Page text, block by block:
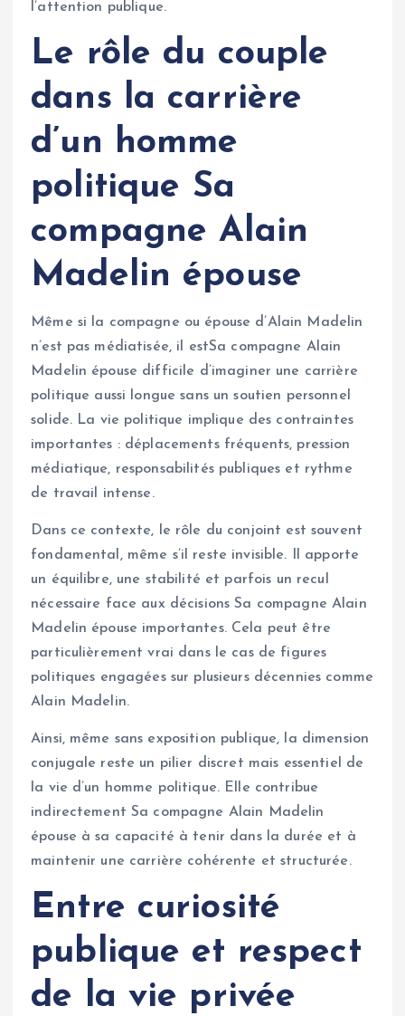
l’attention publique.
Le rôle du couple
dans la carrière
d’un homme
politique Sa
compagne Alain
Madelin épouse
Même si la compagne ou épouse d’Alain Madelin
n’est pas médiatisée, il estSa compagne Alain
Madelin épouse difficile d’imaginer une carrière
politique aussi longue sans un soutien personnel
solide. La vie politique implique des contraintes
importantes : déplacements fréquents, pression
médiatique, responsabilités publiques et rythme
de travail intense.
Dans ce contexte, le rôle du conjoint est souvent
fondamental, même s’il reste invisible. Il apporte
un équilibre, une stabilité et parfois un recul
nécessaire face aux décisions Sa compagne Alain
Madelin épouse importantes. Cela peut être
particulièrement vrai dans le cas de figures
politiques engagées sur plusieurs décennies comme
Alain Madelin.
Ainsi, même sans exposition publique, la dimension
conjugale reste un pilier discret mais essentiel de
la vie d’un homme politique. Elle contribue
indirectement Sa compagne Alain Madelin
épouse à sa capacité à tenir dans la durée et à
maintenir une carrière cohérente et structurée.
Entre curiosité
publique et respect
de la vie privée